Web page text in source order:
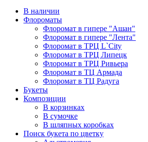
В наличии
Флороматы
Флоромат в гипере "Ашан"
Флоромат в гипере "Лента"
Флоромат в ТРЦ L`City
Флоромат в ТРЦ Липецк
Флоромат в ТРЦ Ривьера
Флоромат в ТЦ Армада
Флоромат в ТЦ Радуга
Букеты
Композиции
В корзинках
В сумочке
В шляпных коробках
Поиск букета по цветку